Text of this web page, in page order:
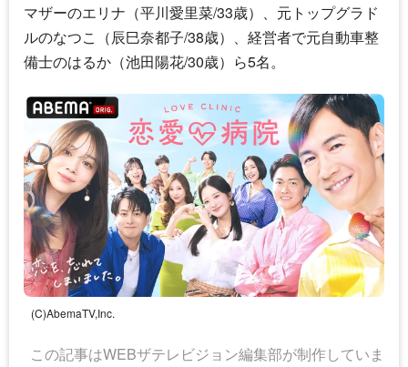
マザーのエリナ（平川愛里菜/33歳）、元トップグラド
ルのなつこ（辰巳奈都子/38歳）、経営者で元自動車整
備士のはるか（池田陽花/30歳）ら5名。
(C)AbemaTV,Inc.
この記事はWEBザテレビジョン編集部が制作していま